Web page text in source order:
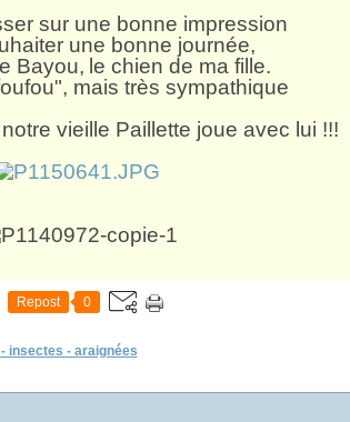
sur une bonne impression
une bonne journée,
Bayou, le chien de ma fille.
mais très sympathique
vieille Paillette joue avec lui !!!
Repost 0
insectes - araignées